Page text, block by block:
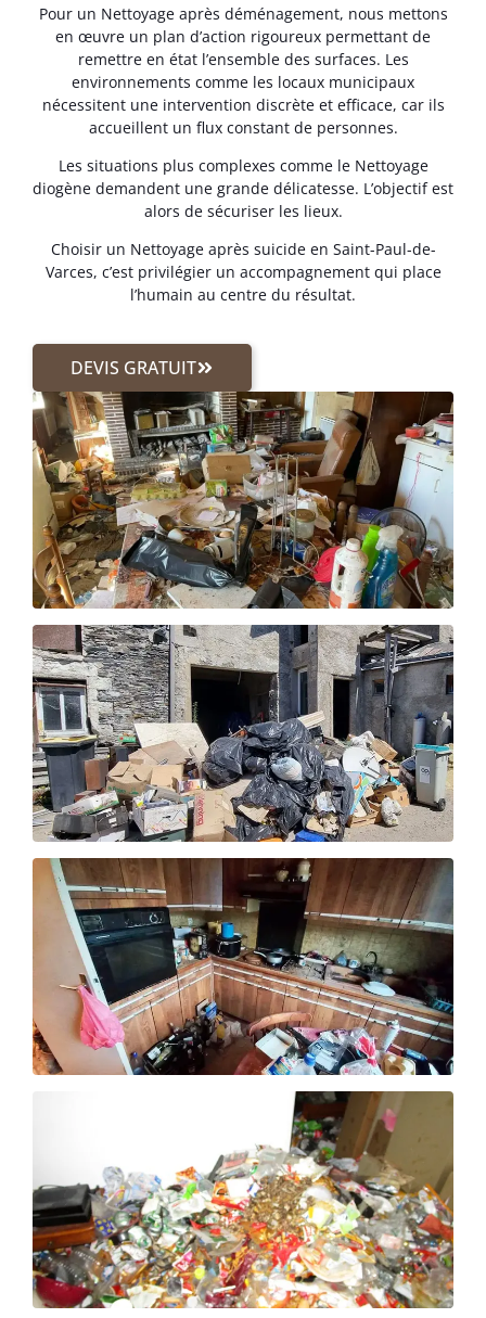
Pour un Nettoyage après déménagement, nous mettons
en œuvre un plan d’action rigoureux permettant de
remettre en état l’ensemble des surfaces. Les
environnements comme les locaux municipaux
nécessitent une intervention discrète et efficace, car ils
accueillent un flux constant de personnes.
Les situations plus complexes comme le Nettoyage
diogène demandent une grande délicatesse. L’objectif est
alors de sécuriser les lieux.
Choisir un Nettoyage après suicide en Saint-Paul-de-
Varces, c’est privilégier un accompagnement qui place
l’humain au centre du résultat.
DEVIS GRATUIT